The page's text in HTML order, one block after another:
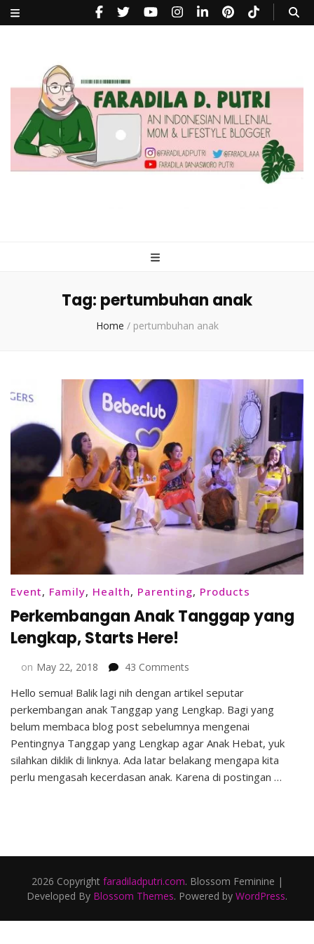
Tag: pertumbuhan anak
Home / pertumbuhan anak
Event, Family, Health, Parenting, Products
Perkembangan Anak Tanggap yang
Lengkap, Starts Here!
on May 22, 2018 43 Comments
Anak
Tanggap
yang
Lengkap,
Starts
Here!
Hello semua! Balik lagi nih dengan artikel seputar
perkembangan anak Tanggap yang Lengkap. Bagi yang
belum membaca blog post sebelumnya mengenai
Pentingnya Tanggap yang Lengkap agar Anak Hebat, yuk
silahkan diklik di linknya. Ada latar belakang mengapa kita
perlu mengasah kecerdasan anak. Karena di postingan …
2026 Copyright faradiladputri.com. Blossom Feminine |
Developed By Blossom Themes. Powered by WordPress.